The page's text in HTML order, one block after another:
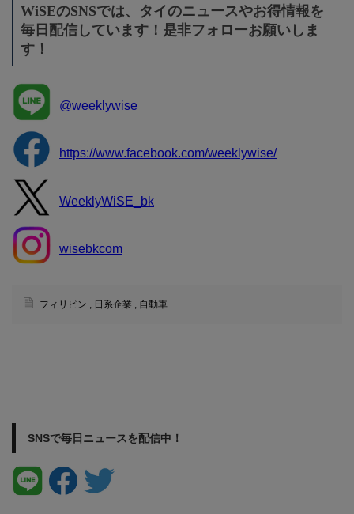
WiSEのSNSでは、タイのニュースやお得情報を
毎日配信しています！是非フォローお願いしま
す！
@weeklywise
https://www.facebook.com/weeklywise/
WeeklyWiSE_bk
wisebkcom
フィリピン , 日系企業 , 自動車
SNSで毎日ニュースを配信中！